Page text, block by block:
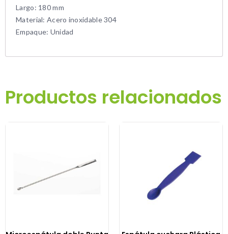
Largo: 180 mm
Material: Acero inoxidable 304
Empaque: Unidad
Productos relacionados